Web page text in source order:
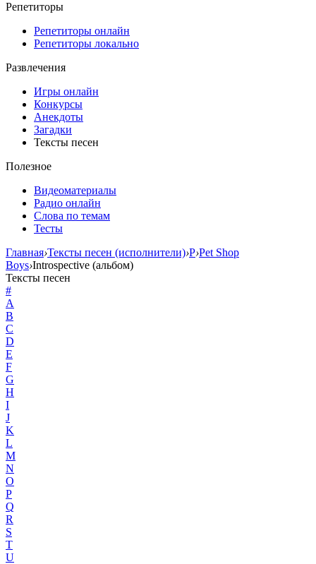
Репетиторы
Репетиторы онлайн
Репетиторы локально
Развлечения
Игры онлайн
Конкурсы
Анекдоты
Загадки
Тексты песен
Полезное
Видеоматериалы
Радио онлайн
Слова по темам
Тесты
Главная›Тексты песен (исполнители)›P›Pet Shop
Boys›Introspective (альбом)
Тексты песен
#
A
B
C
D
E
F
G
H
I
J
K
L
M
N
O
P
Q
R
S
T
U